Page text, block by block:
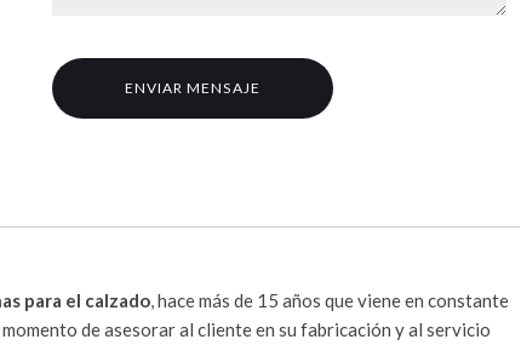
para el calzado, hace más de 15 años que viene en constante
de asesorar al cliente en su fabricación y al servicio